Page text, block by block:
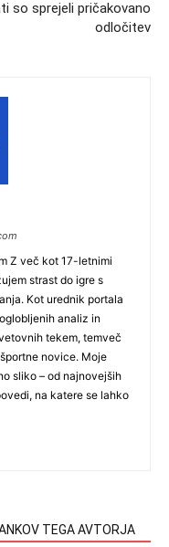
so sprejeli pričakovano
odločitev
Z več kot 17-letnimi
strast do igre s
Kot urednik portala
analiz in
tekem, temveč
novice. Moje
sliko – od najnovejših
na katere se lahko
TEGA AVTORJA